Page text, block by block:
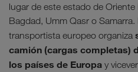
lugar de este estado de
Bagdad, Umm Qasr o
transportista europeo organiza
camión (cargas completas)
los países de Europa y